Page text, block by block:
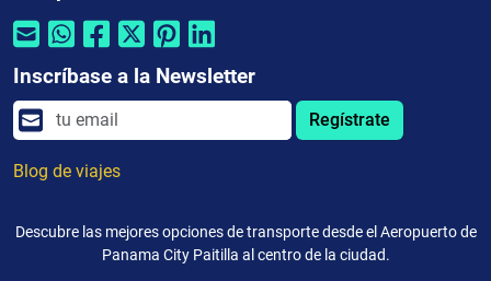
Inscríbase a la Newsletter
Regístrate
Blog de viajes
Descubre las mejores opciones de transporte desde el Aeropuerto de
Panama City Paitilla al centro de la ciudad.